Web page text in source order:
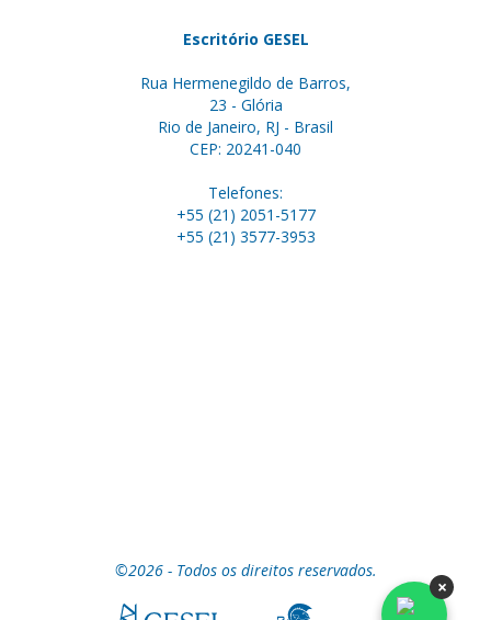
Escritório GESEL
Rua Hermenegildo de Barros,
23 - Glória
Rio de Janeiro, RJ - Brasil
CEP: 20241-040
Telefones:
+55 (21) 2051-5177
+55 (21) 3577-3953
©2026 - Todos os direitos reservados.
×